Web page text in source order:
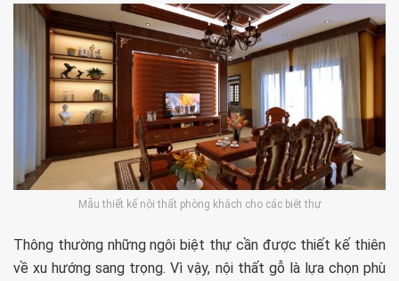
Mẫu thiết kế nội thất phòng khách cho các biệt thự
Thông thường những ngôi biệt thự cần được thiết kế thiên
về xu hướng sang trọng. Vì vậy, nội thất gỗ là lựa chọn phù